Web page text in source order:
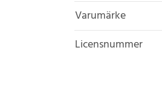
Varumärke
Licensnummer